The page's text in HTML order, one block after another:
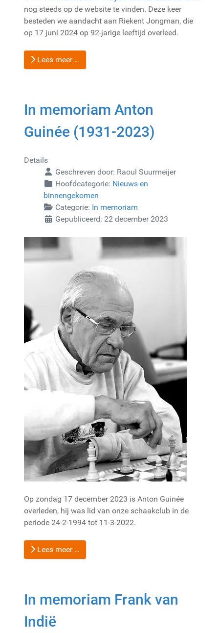
nog steeds op de website te vinden. Deze keer
besteden we aandacht aan Riekent Jongman, die
op 17 juni 2024 op 92-jarige leeftijd overleed.
Lees meer …
In memoriam Anton
Guinée (1931-2023)
Details
Geschreven door: Raoul Suurmeijer
Hoofdcategorie: Nieuws en
binnengekomen
Categorie: In memoriam
Gepubliceerd: 22 december 2023
Op zondag 17 december 2023 is Anton Guinée
overleden, hij was lid van onze schaakclub in de
periode 24-2-1994 tot 11-3-2022.
Lees meer …
In memoriam Frank van
Indië